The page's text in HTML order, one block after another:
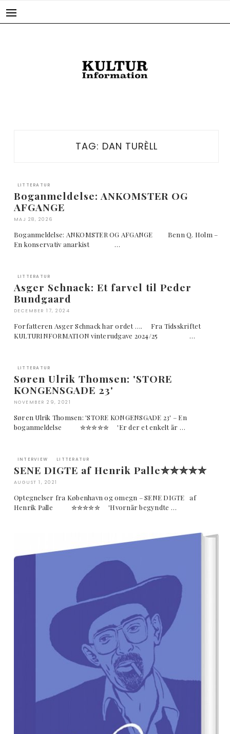
TAG: DAN TURÈLL
LITTERATUR
Boganmeldelse: ANKOMSTER OG
AFGANGE
MAJ 28, 2026
Boganmeldelse: ANKOMSTER OG AFGANGE Benn Q. Holm –
En konservativ anarkist …
LITTERATUR
Asger Schnack: Et farvel til Peder
Bundgaard
DECEMBER 17, 2024
Forfatteren Asger Schnack har ordet …. Fra Tidsskriftet
KULTURINFORMATION vinterudgave 2024/25 …
LITTERATUR
Søren Ulrik Thomsen: 'STORE
KONGENSGADE 23'
NOVEMBER 29, 2021
Søren Ulrik Thomsen: 'STORE KONGENSGADE 23' – En
boganmeldelse ✮✮✮✮✮ 'Er der et enkelt år …
INTERVIEW LITTERATUR
SENE DIGTE af Henrik Palle✮✮✮✮✮
AUGUST 1, 2021
Optegnelser fra København og omegn – SENE DIGTE af
Henrik Palle ✮✮✮✮✮ 'Hvornår begyndte …